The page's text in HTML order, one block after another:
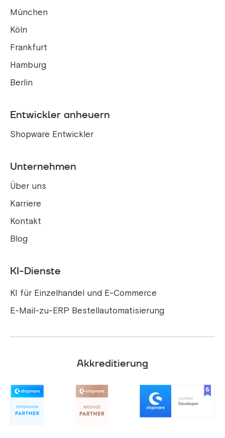
München
Köln
Frankfurt
Hamburg
Berlin
Entwickler anheuern
Shopware Entwickler
Unternehmen
Über uns
Karriere
Kontakt
Blog
KI-Dienste
KI für Einzelhandel und E-Commerce
E-Mail-zu-ERP Bestellautomatisierung
Akkreditierung